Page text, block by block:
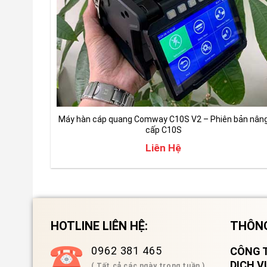
Máy hàn cáp quang Comway C10S V2 – Phiên bản
cấp C10S
Liên Hệ
HOTLINE LIÊN HỆ:
0962 381 465
CÔNG